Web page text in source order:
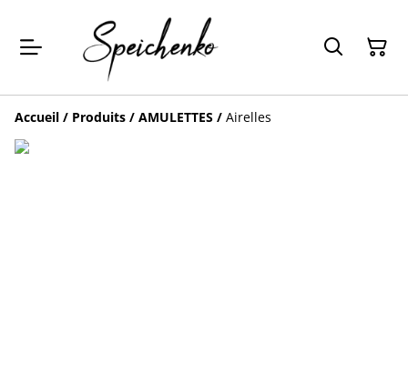
Accueil / Produits / AMULETTES / Airelles